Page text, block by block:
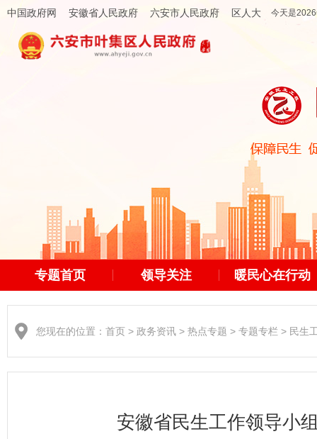
中国政府网 安徽省人民政府 六安市人民政府 区人大 今天是
专题首页 领导关注 暖民心在行动
您现在的位置： 首页 > 政务资讯 > 热点专题 > 专题专栏 > 民生
安徽省民生工作领导小